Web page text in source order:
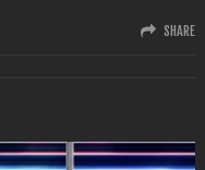
SHARE